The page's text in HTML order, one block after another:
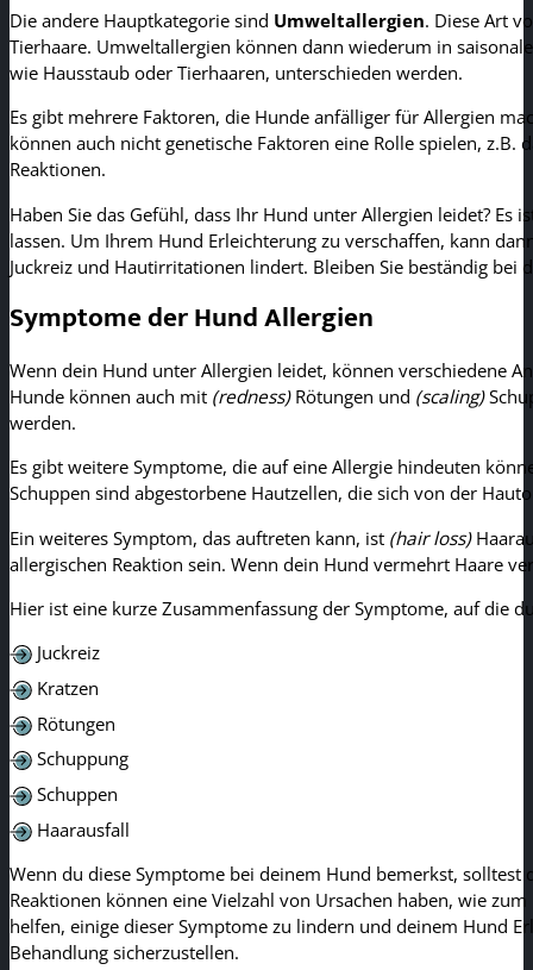
Die andere Hauptkategorie sind Umweltallergien. Diese Art
Tierhaare. Umweltallergien können dann wiederum in
wie Hausstaub oder Tierhaaren, unterschieden werden.
Es gibt mehrere Faktoren, die Hunde anfälliger für Allergien
können auch nicht genetische Faktoren eine Rolle spielen,
Reaktionen.
Haben Sie das Gefühl, dass Ihr Hund unter Allergien leidet?
lassen. Um Ihrem Hund Erleichterung zu verschaffen, kann
Juckreiz und Hautirritationen lindert. Bleiben Sie beständig
Symptome der Hund Allergien
Wenn dein Hund unter Allergien leidet, können verschiedene
Hunde können auch mit (redness)Rötungen und (scaling)
werden.
Es gibt weitere Symptome, die auf eine Allergie hindeuten
Schuppen sind abgestorbene Hautzellen, die sich von der
Ein weiteres Symptom, das auftreten kann, ist (hair loss)
allergischen Reaktion sein. Wenn dein Hund vermehrt Haare
Hier ist eine kurze Zusammenfassung der Symptome, auf die
Juckreiz
Kratzen
Rötungen
Schuppung
Schuppen
Haarausfall
Wenn du diese Symptome bei deinem Hund bemerkst,
Reaktionen können eine Vielzahl von Ursachen haben, wie
helfen, einige dieser Symptome zu lindern und deinem Hund
Behandlung sicherzustellen.